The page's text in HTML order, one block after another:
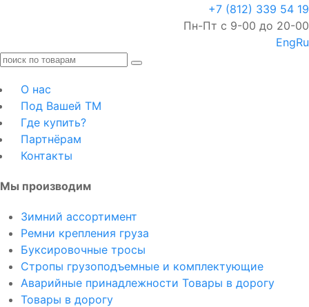
+7 (812) 339 54 19
Пн-Пт с 9-00 до 20-00
EngRu
О нас
Под Вашей ТМ
Где купить?
Партнёрам
Контакты
Мы производим
Зимний ассортимент
Ремни крепления груза
Буксировочные тросы
Стропы грузоподъемные и комплектующие
Аварийные принадлежности Товары в дорогу
Товары в дорогу